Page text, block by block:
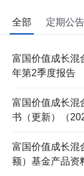
全部 定期公告
富国价值成长混
年第2季度报告
富国价值成长混
书（更新）（
富国价值成长混
额）基金产品资